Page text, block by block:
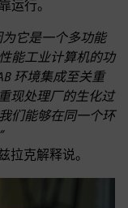
运行。
它是一个多功能
能工业计算机的功
环境集成至关重
现处理厂的生化过
们能够在同一个环
拉克解释说。